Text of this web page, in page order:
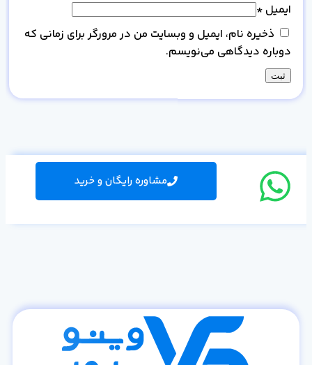
ایمیل *
ذخیره نام، ایمیل و وبسایت من در مرورگر برای زمانی که
دوباره دیدگاهی می‌نویسم.
مشاوره رایگان و خرید